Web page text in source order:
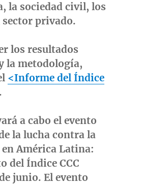
la sociedad civil, los
sector privado.
los resultados
la metodología,
<Informe del Índice
.
a cabo el evento
la lucha contra la
América Latina:
del Índice CCC
junio. El evento